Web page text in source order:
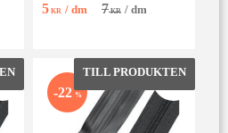
metervara för tuffa projekt!
5 KR / dm 7KR / dm
Lägg till i favoriter
22 % Lägg till